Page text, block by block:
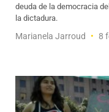
deuda de la democracia
la dictadura.
Marianela Jarroud 8